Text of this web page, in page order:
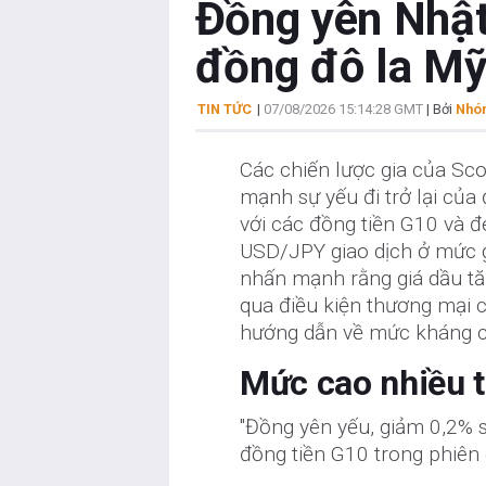
Đồng yên
đồng đô la
TIN TỨC | 07/08/2026 15:14:28 GMT| Bởi
Các chiến lược gia của
mạnh sự yếu đi trở lại của
với các đồng tiền G10 và
USD/JPY giao dịch ở
nhấn mạnh rằng giá dầu
qua điều kiện thương mại
hướng dẫn về mức kháng
Mức cao nhiều
"Đồng yên yếu, giảm 0,2%
đồng tiền G10 trong phiên